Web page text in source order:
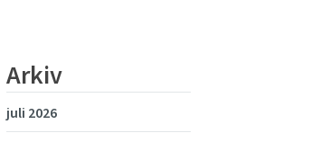
Arkiv
juli 2026